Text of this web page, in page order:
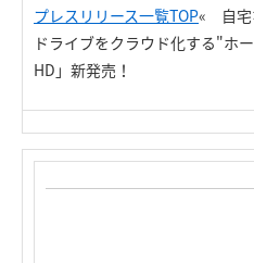
プレスリリース一覧TOP« 自宅
ドライブをクラウド化する"ホ
HD」新発売！